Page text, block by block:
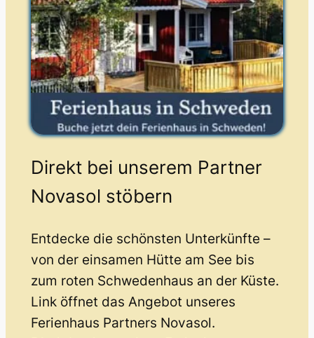
Direkt bei unserem Partner
Novasol stöbern
Entdecke die schönsten Unterkünfte –
von der einsamen Hütte am See bis
zum roten Schwedenhaus an der Küste.
Link öffnet das Angebot unseres
Ferienhaus Partners Novasol.